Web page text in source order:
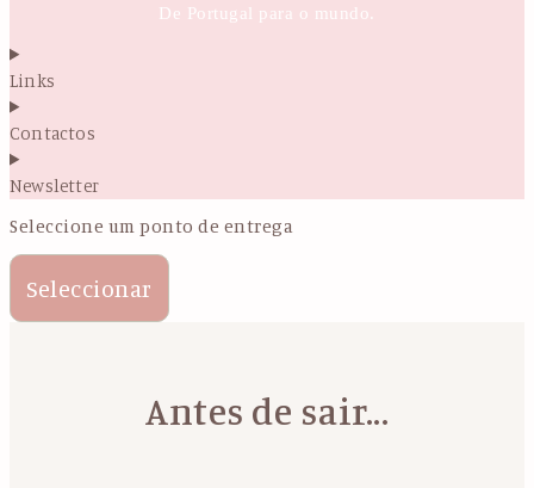
De Portugal para o mundo.
Links
Contactos
Newsletter
Seleccione um ponto de entrega
Seleccionar
Antes de sair...